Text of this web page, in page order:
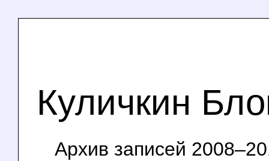
Куличкин
Архив записей